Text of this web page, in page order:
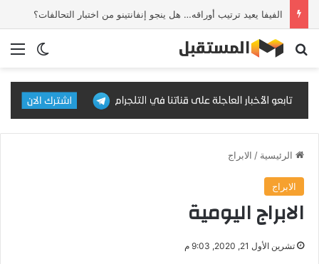
الفيفا يعيد ترتيب أوراقه… هل ينجو إنفانتينو من اختبار التحالفات؟
الوضع بحث عن
الرئيسية / الابراج
الابراج
الابراج اليومية
تشرين الأول 21, 2020, 9:03 م